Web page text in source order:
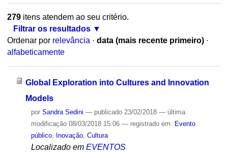
279itens atendem ao seu critério.
Filtrar os resultados
Ordenar por relevância · data (mais recente primeiro) ·
alfabeticamente
Global Exploration into Cultures and Innovation
Models
por Sandra Sedini — publicado23/02/2018 — última
modificação08/03/2018 15:06 — registrado em: Evento
público, Inovação, Cultura
Localizado em EVENTOS